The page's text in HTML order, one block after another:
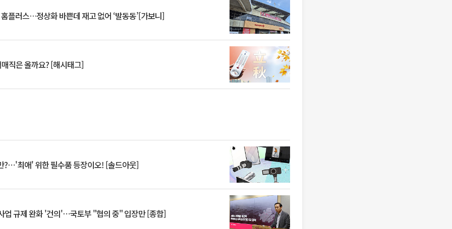
플러스…정상화 바쁜데 재고 없어 ‘발동동’[가보니]
직은 올까요? [해시태그]
?⋯'최애' 위한 필수품 등장이오! [솔드아웃]
업 규제 완화 '건의'⋯국토부 "협의 중" 입장만 [종합]